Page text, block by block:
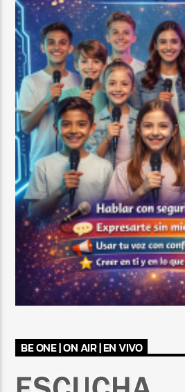
BE ONE | ON AIR | EN VIVO